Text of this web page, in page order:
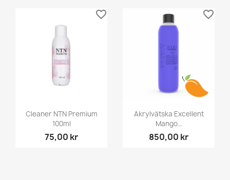
Cleaner NTN Premium
100ml
75,00 kr
favorite_border
Akrylvätska Excellent
Mango...
850,00 kr
favorite_border